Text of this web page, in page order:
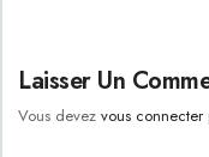
Laisser Un
Vous devez vous connecter